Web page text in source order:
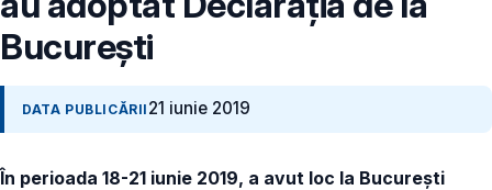
București
DATA PUBLICĂRII 21 iunie 2019
În perioada 18-21 iunie 2019, a avut loc la București